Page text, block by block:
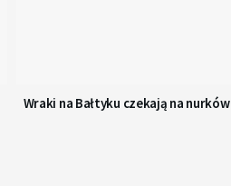
Wraki na Bałtyku czekają na nurków